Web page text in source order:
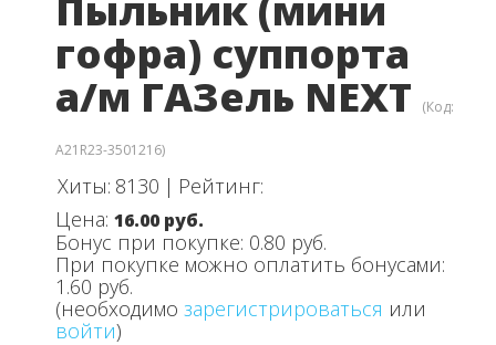
гофра) суппорта
а/м ГАЗель NEXT (Код:
A21R23-3501216)
Хиты: 8130 | Рейтинг:
Цена: 16.00 руб.
Бонус при покупке: 0.80 руб.
При покупке можно оплатить бонусами:
1.60 руб.
(необходимо зарегистрироваться или
войти)